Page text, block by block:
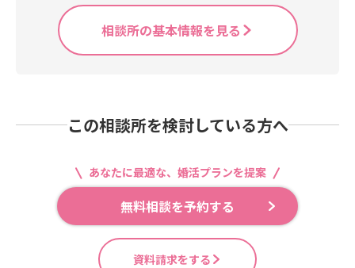
相談所の基本情報を見る
この相談所を検討している方へ
あなたに最適な、婚活プランを提案
無料相談を予約する
資料請求をする